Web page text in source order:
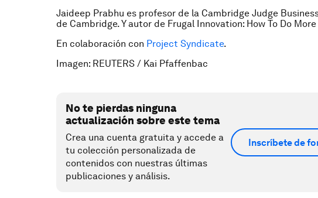
Jaideep Prabhu es profesor de la Cambridge Judge
de Cambridge. Y autor de Frugal Innovation: How To Do
En colaboración con Project Syndicate.
Imagen: REUTERS / Kai Pfaffenbac
No te pierdas ninguna
actualización sobre este tema
Crea una cuenta gratuita y accede a
tu colección personalizada de
contenidos con nuestras últimas
publicaciones y análisis.
Inscríbete de